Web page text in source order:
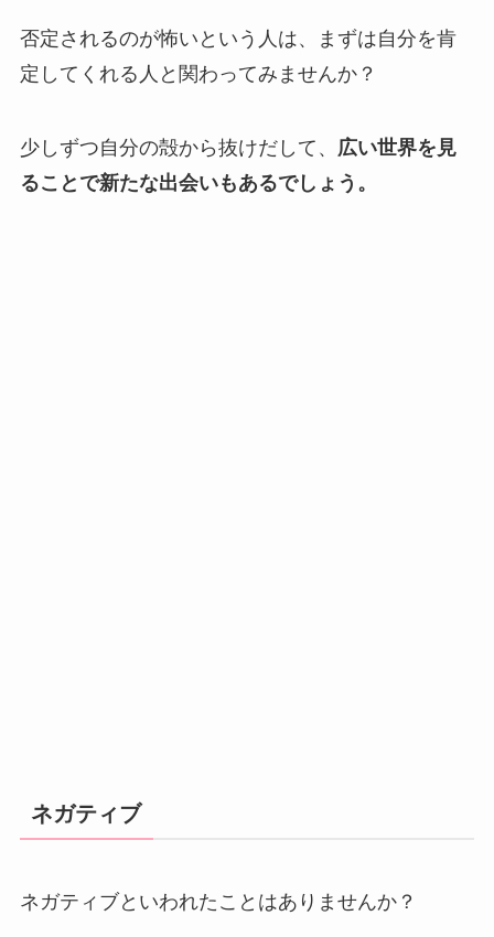
否定されるのが怖いという人は、まずは自分を肯
定してくれる人と関わってみませんか？
少しずつ自分の殻から抜けだして、 広い世界を見
ることで新たな出会いもあるでしょう。
ネガティブ
ネガティブといわれたことはありませんか？